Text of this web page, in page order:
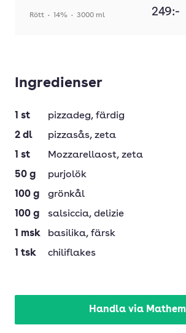
Rött • 14% • 3000 ml 249:-
Ingredienser
1 st pizzadeg, färdig
2 dl pizzasås, zeta
1 st Mozzarellaost, zeta
50 g
purjolök
100 g
grönkål
100 g salsiccia, delizie
1 msk basilika, färsk
1 tsk chiliflakes
Handla via Mathem